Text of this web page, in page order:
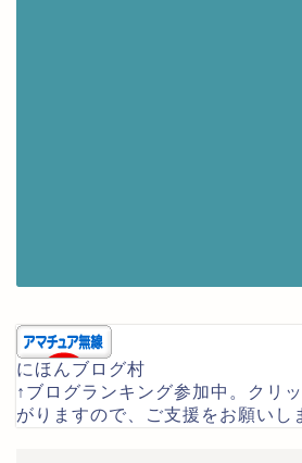
にほんブログ村
↑ブログランキング参加中。クリ
がりますので、ご支援をお願いし